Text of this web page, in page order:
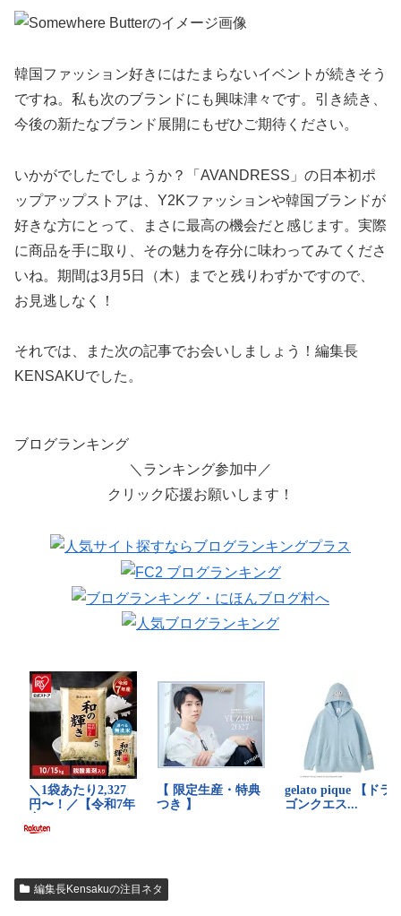
韓国ファッション好きにはたまらないイベントが続きそう
ですね。私も次のブランドにも興味津々です。引き続き、
今後の新たなブランド展開にもぜひご期待ください。
いかがでしたでしょうか？「AVANDRESS」の日本初ポ
ップアップストアは、Y2Kファッションや韓国ブランドが
好きな方にとって、まさに最高の機会だと感じます。実際
に商品を手に取り、その魅力を存分に味わってみてくださ
いね。期間は3月5日（木）までと残りわずかですので、
お見逃しなく！
それでは、また次の記事でお会いしましょう！編集長
KENSAKUでした。
ブログランキング
＼ランキング参加中／
クリック応援お願いします！
編集長Kensakuの注目ネタ